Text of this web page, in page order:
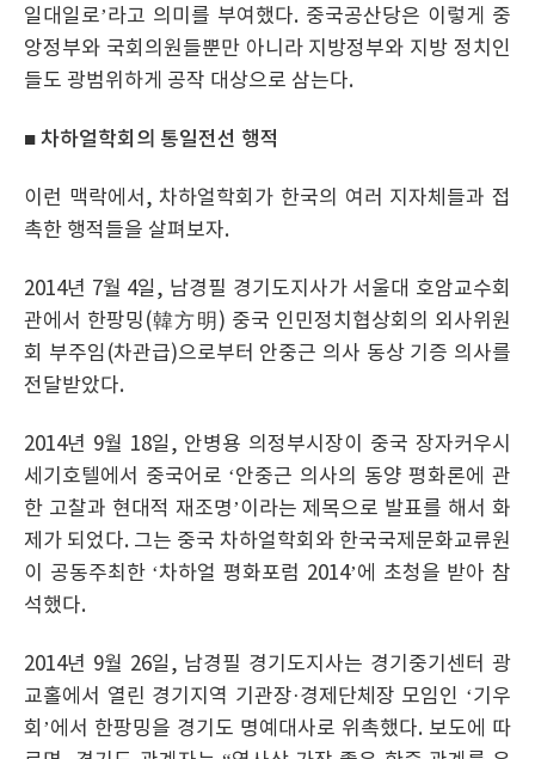
일대일로’라고 의미를 부여했다. 중국공산당은 이렇게 중
앙정부와 국회의원들뿐만 아니라 지방정부와 지방 정치인
들도 광범위하게 공작 대상으로 삼는다.
■ 차하얼학회의 통일전선 행적
이런 맥락에서, 차하얼학회가 한국의 여러 지자체들과 접
촉한 행적들을 살펴보자.
2014년 7월 4일, 남경필 경기도지사가 서울대 호암교수회
관에서 한팡밍(韓方明) 중국 인민정치협상회의 외사위원
회 부주임(차관급)으로부터 안중근 의사 동상 기증 의사를
전달받았다.
2014년 9월 18일, 안병용 의정부시장이 중국 장자커우시
세기호텔에서 중국어로 ‘안중근 의사의 동양 평화론에 관
한 고찰과 현대적 재조명’이라는 제목으로 발표를 해서 화
제가 되었다. 그는 중국 차하얼학회와 한국국제문화교류원
이 공동주최한 ‘차하얼 평화포럼 2014’에 초청을 받아 참
석했다.
2014년 9월 26일, 남경필 경기도지사는 경기중기센터 광
교홀에서 열린 경기지역 기관장·경제단체장 모임인 ‘기우
회’에서 한팡밍을 경기도 명예대사로 위촉했다. 보도에 따